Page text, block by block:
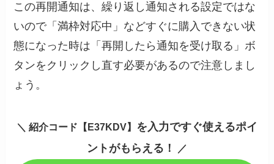
この再開通知は、繰り返し通知される設定ではな
いので「満枠対応中」などすぐに購入できない状
態になった時は「再開したら通知を受け取る」ボ
タンをクリックし直す必要があるので注意しまし
ょう。
＼ 紹介コード【E37KDV】
を入力ですぐ使えるポイ
ントがもらえる！
／